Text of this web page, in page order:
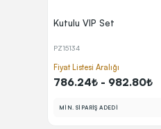
Kutulu VIP Set
PZ15134
Fiyat Listesi Aralığı
786.24₺ - 982.80₺
MİN. SİPARİŞ ADEDİ